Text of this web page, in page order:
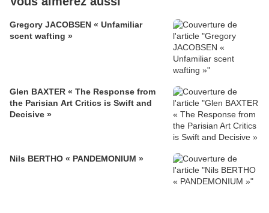
Gregory JACOBSEN « Unfamiliar
scent wafting »
Glen BAXTER « The Response from
the Parisian Art Critics is Swift and
Decisive »
Nils BERTHO « PANDEMONIUM »